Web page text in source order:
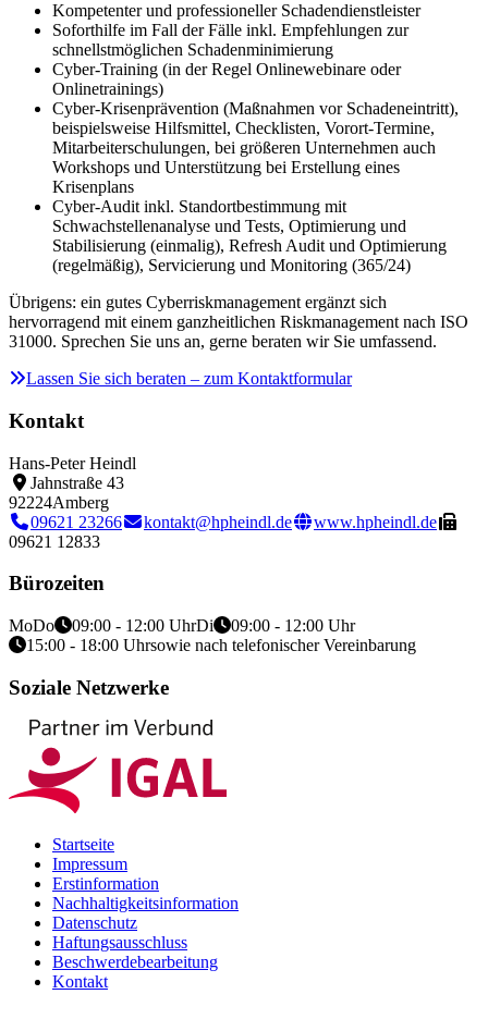
Kompetenter und professioneller Schadendienstleister
Soforthilfe im Fall der Fälle inkl. Empfehlungen zur
schnellstmöglichen Schadenminimierung
Cyber-Training (in der Regel Onlinewebinare oder
Onlinetrainings)
Cyber-Krisenprävention (Maßnahmen vor Schadeneintritt),
beispielsweise Hilfsmittel, Checklisten, Vorort-Termine,
Mitarbeiterschulungen, bei größeren Unternehmen auch
Workshops und Unterstützung bei Erstellung eines
Krisenplans
Cyber-Audit inkl. Standortbestimmung mit
Schwachstellenanalyse und Tests, Optimierung und
Stabilisierung (einmalig), Refresh Audit und Optimierung
(regelmäßig), Servicierung und Monitoring (365/24)
Übrigens: ein gutes Cyberriskmanagement ergänzt sich
hervorragend mit einem ganzheitlichen Riskmanagement nach ISO
31000. Sprechen Sie uns an, gerne beraten wir Sie umfassend.
Lassen Sie sich beraten – zum Kontaktformular
Kontakt
Hans-Peter Heindl
Jahnstraße 43
92224Amberg
09621 23266
kontakt@hpheindl.de
www.hpheindl.de
09621 12833
Bürozeiten
MoDo 09:00 - 12:00 UhrDi
09:00 - 12:00 Uhr
15:00 - 18:00 Uhrsowie nach telefonischer Vereinbarung
Soziale Netzwerke
Startseite
Impressum
Erstinformation
Nachhaltigkeitsinformation
Datenschutz
Haftungsausschluss
Beschwerdebearbeitung
Kontakt